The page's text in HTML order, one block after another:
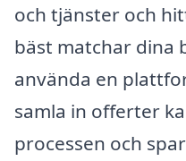
och tjänster och
bäst matchar dina
använda en
samla in offerter
processen och